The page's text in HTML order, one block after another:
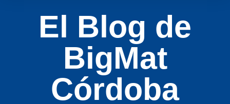
El Blog de
BigMat
Córdoba